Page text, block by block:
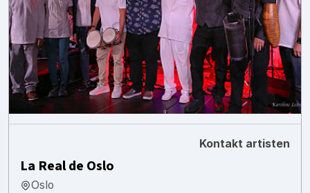
Kontakt artisten
La Real de Oslo
Oslo